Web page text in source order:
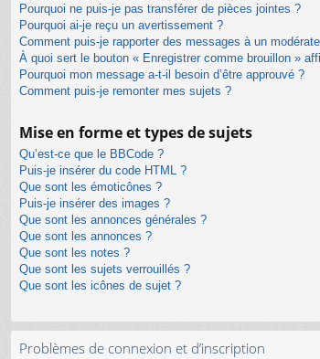
Pourquoi ne puis-je pas transférer de pièces jointes ?
Pourquoi ai-je reçu un avertissement ?
Comment puis-je rapporter des messages à un
À quoi sert le bouton « Enregistrer comme brouillon »
Pourquoi mon message a-t-il besoin d’être approuvé ?
Comment puis-je remonter mes sujets ?
Mise en forme et types de sujets
Qu’est-ce que le BBCode ?
Puis-je insérer du code HTML ?
Que sont les émoticônes ?
Puis-je insérer des images ?
Que sont les annonces générales ?
Que sont les annonces ?
Que sont les notes ?
Que sont les sujets verrouillés ?
Que sont les icônes de sujet ?
Problèmes de connexion et d’inscription